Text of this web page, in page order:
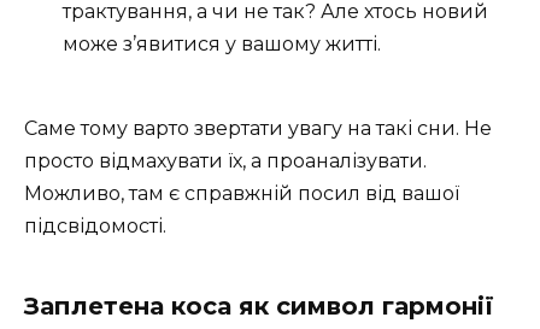
трактування, а чи не так? Але хтось новий
може з’явитися у вашому житті.
Саме тому варто звертати увагу на такі сни. Не
просто відмахувати їх, а проаналізувати.
Можливо, там є справжній посил від вашої
підсвідомості.
Заплетена коса як символ гармонії